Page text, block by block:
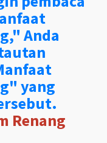
Anda
yang
Renang